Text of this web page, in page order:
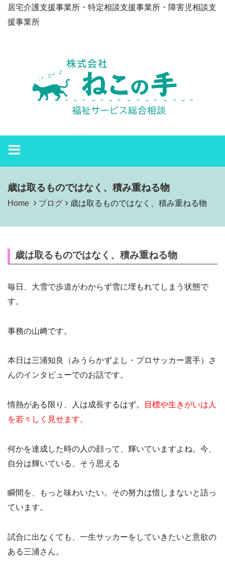
居宅介護支援事業所・特定相談支援事業所・障害児相談支
援事業所
歳は取るものではなく、積み重ねる物
Home ブログ 歳は取るものではなく、積み重ねる物
歳は取るものではなく、積み重ねる物
毎日、大雪で歩道がわからず雪に埋もれてしまう状態で
す。
事務の山﨑です。
本日は三浦知良（みうらかずよし・プロサッカー選手）さ
んのインタビューでのお話です。
情熱がある限り、人は成長するはず。
目標や生きがいは人
を若々しく見せます。
何かを達成した時の人の顔って、輝いていますよね。今、
自分は輝いている、そう思える
瞬間を、もっと味わいたい。その努力は惜しまないと語っ
ています。
試合に出なくても、一生サッカーをしていきたいと意欲の
ある三浦さん。